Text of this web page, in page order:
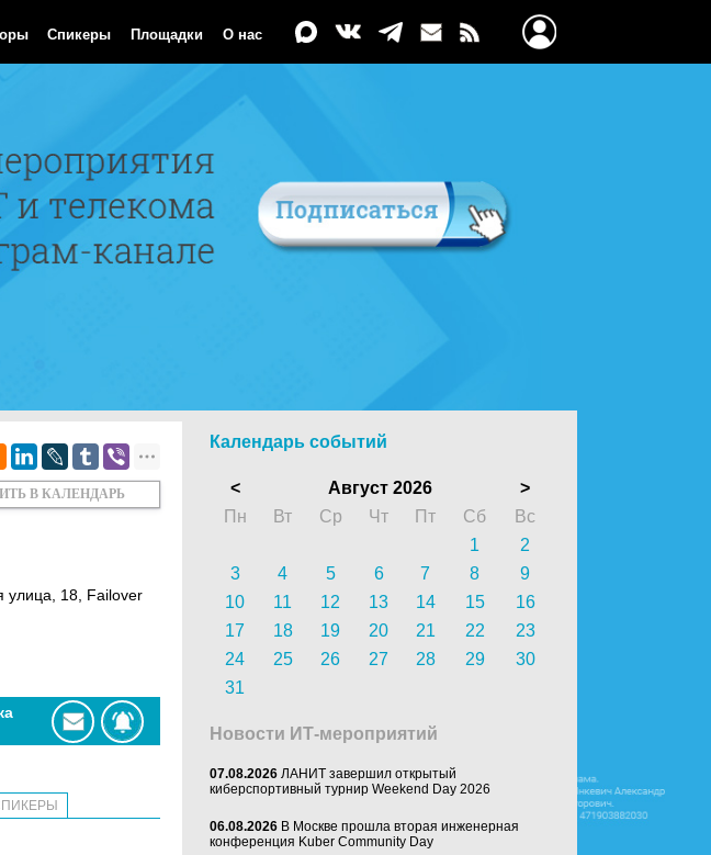
Спикеры Площадки О нас
В КАЛЕНДАРЬ
улица, 18, Failover
Календарь событий
< Август 2026
>
Пн
Вт Ср Чт Пт Сб
Вс
1
2
3
4 5 6 7 8
9
10
11 12 13 14 15
16
17
18 19 20 21 22
23
24
25 26 27 28 29
30
31
Новости ИТ-мероприятий
07.08.2026 ЛАНИТ завершил открытый
киберспортивный турнир Weekend Day 2026
06.08.2026 В Москве прошла вторая инженерная
конференция Kuber Community Day